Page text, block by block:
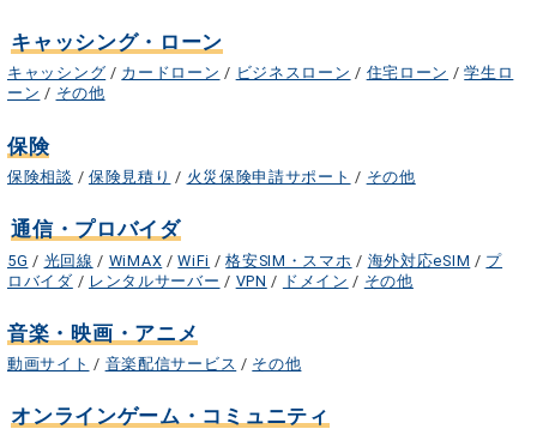
キャッシング・ローン
キャッシング / カードローン / ビジネスローン / 住宅ローン /学生ロ
ーン / その他
保険
保険相談 / 保険見積り / 火災保険申請サポート / その他
通信・プロバイダ
5G / 光回線 / WiMAX /WiFi /格安SIM・スマホ / 海外対応eSIM / プ
ロバイダ / レンタルサーバー / VPN / ドメイン / その他
音楽・映画・アニメ
動画サイト / 音楽配信サービス / その他
オンラインゲーム・コミュニティ